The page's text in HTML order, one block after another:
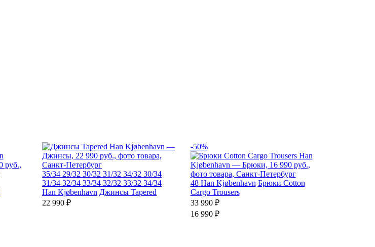
35/34 29/32 30/32 31/32 34/32 30/34
31/34 32/34 33/34 32/32 33/32 34/34
Han Kjøbenhavn Джинсы Tapered
22 990 ₽
-50%
48 Han Kjøbenhavn Брюки Cotton
Cargo Trousers
33 990 ₽
16 990 ₽